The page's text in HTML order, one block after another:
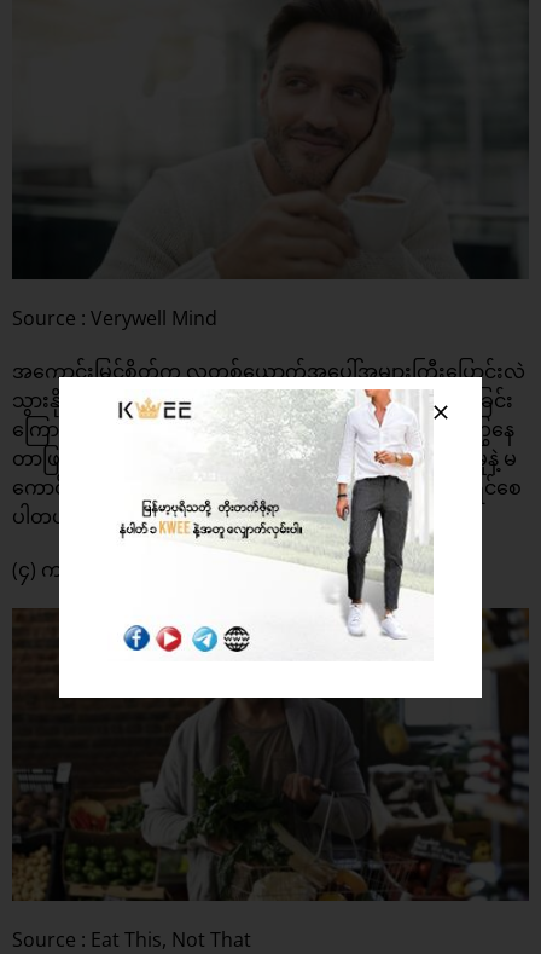
Source : Verywell Mind
အကောင်းမြင်စိတ်က လူတစ်ယောက်အပေါ်အများကြီးပြောင်းလဲ
သွားနိုင်ပါတယ်။ များသောအားဖြင့်အကောင်းမြင်စိတ်ထားခြင်း
ကြောင်း စိတ်ဖိစီးမှုတွေတော်ရုံမခံစားရပဲ လန်းဆန်းတက်ကြွနေ
တာဖြစ်ပါတယ်။ အကောင်းမြင်စိတ်က တကယ်ပဲ စိတ်ဖိစီးမှုနဲ့ မ
ကောင်းတဲ့ခံစားချက်တွေကိုလျော့ကျစေပြီး တက်ကြွပျော်ရွှင်စေ
ပါတယ်။
(၄) ကျန်းမာတဲ့အစားအစာတွေစားတယ်
Source : Eat This, Not That